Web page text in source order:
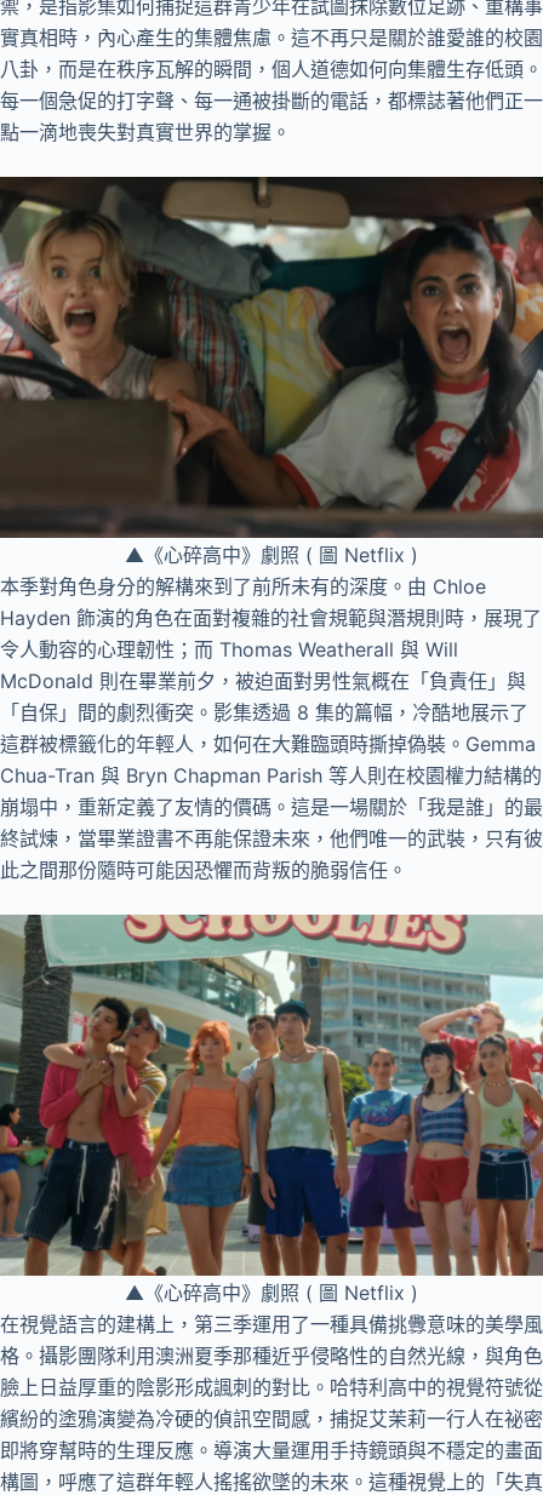
禦，是指影集如何捕捉這群青少年在試圖抹除數位足跡、重構事
實真相時，內心產生的集體焦慮。這不再只是關於誰愛誰的校園
八卦，而是在秩序瓦解的瞬間，個人道德如何向集體生存低頭。
每一個急促的打字聲、每一通被掛斷的電話，都標誌著他們正一
點一滴地喪失對真實世界的掌握。
▲《心碎高中》劇照 ( 圖 Netflix )
本季對角色身分的解構來到了前所未有的深度。由 Chloe
Hayden 飾演的角色在面對複雜的社會規範與潛規則時，展現了
令人動容的心理韌性；而 Thomas Weatherall 與 Will
McDonald 則在畢業前夕，被迫面對男性氣概在「負責任」與
「自保」間的劇烈衝突。影集透過 8 集的篇幅，冷酷地展示了
這群被標籤化的年輕人，如何在大難臨頭時撕掉偽裝。Gemma
Chua-Tran 與 Bryn Chapman Parish 等人則在校園權力結構的
崩塌中，重新定義了友情的價碼。這是一場關於「我是誰」的最
終試煉，當畢業證書不再能保證未來，他們唯一的武裝，只有彼
此之間那份隨時可能因恐懼而背叛的脆弱信任。
▲《心碎高中》劇照 ( 圖 Netflix )
在視覺語言的建構上，第三季運用了一種具備挑釁意味的美學風
格。攝影團隊利用澳洲夏季那種近乎侵略性的自然光線，與角色
臉上日益厚重的陰影形成諷刺的對比。哈特利高中的視覺符號從
繽紛的塗鴉演變為冷硬的偵訊空間感，捕捉艾茉莉一行人在祕密
即將穿幫時的生理反應。導演大量運用手持鏡頭與不穩定的畫面
構圖，呼應了這群年輕人搖搖欲墜的未來。這種視覺上的「失真